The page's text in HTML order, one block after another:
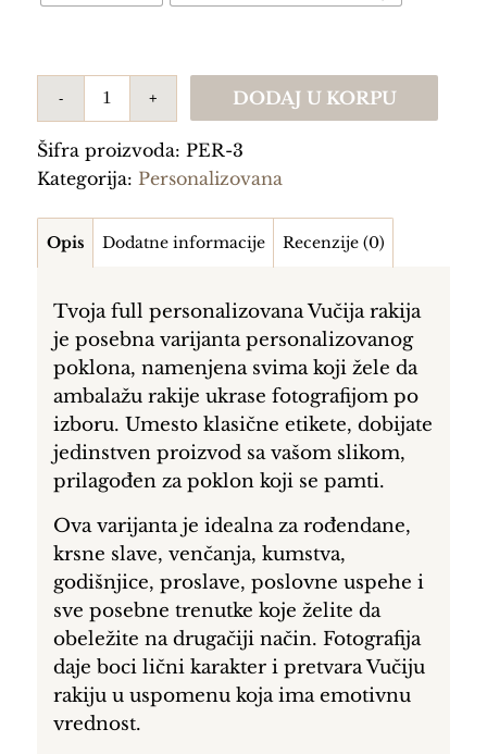
DODAJ U KORPU
Šifra proizvoda: PER-3
Kategorija: Personalizovana
Opis Dodatne informacije Recenzije (0)
Tvoja full personalizovana Vučija rakija
je posebna varijanta personalizovanog
poklona, namenjena svima koji žele da
ambalažu rakije ukrase fotografijom po
izboru. Umesto klasične etikete, dobijate
jedinstven proizvod sa vašom slikom,
prilagođen za poklon koji se pamti.
Ova varijanta je idealna za rođendane,
krsne slave, venčanja, kumstva,
godišnjice, proslave, poslovne uspehe i
sve posebne trenutke koje želite da
obeležite na drugačiji način. Fotografija
daje boci lični karakter i pretvara Vučiju
rakiju u uspomenu koja ima emotivnu
vrednost.